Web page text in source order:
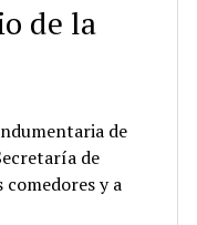
de la
de
de
y a